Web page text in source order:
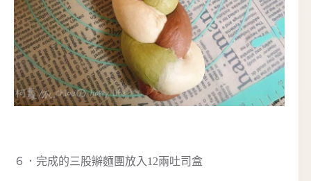
６．完成的三股辮麵團放入12兩吐司盒